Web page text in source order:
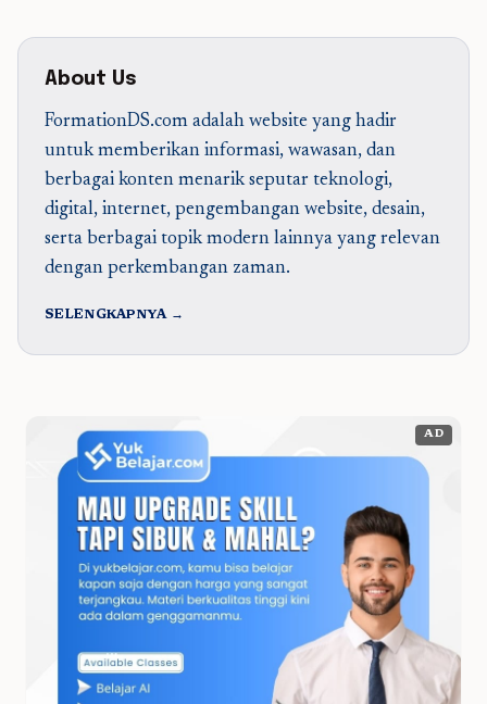
About Us
FormationDS.com adalah website yang hadir
untuk memberikan informasi, wawasan, dan
berbagai konten menarik seputar teknologi,
digital, internet, pengembangan website, desain,
serta berbagai topik modern lainnya yang relevan
dengan perkembangan zaman.
SELENGKAPNYA →
AD